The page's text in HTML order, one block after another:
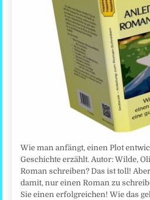
Wie man anfängt, einen Plot
Geschichte erzählt. Autor: Wilde,
Roman schreiben? Das ist toll!
damit, nur einen Roman zu
Sie einen erfolgreichen! Wie das